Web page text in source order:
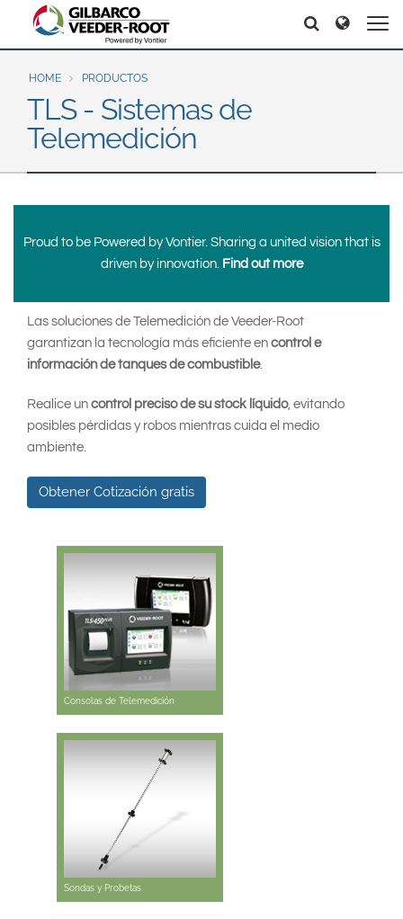
North America
United States
Canada
Latin America
Español English
Mexico
Español
Europe & CIS
English
Dansk
Français
Middle East and Africa
India
Asia Pacific
South East Asia
Search
Search Search
HOME PRODUCTOS
TLS - Sistemas de
Telemedición
Proud to be Powered by Vontier. Sharing a united vision that is
driven by innovation. Find out more
Las soluciones de Telemedición de Veeder-Root
garantizan la tecnología más eficiente en control e
información de tanques de combustible.
Realice un control preciso de su stock líquido, evitando
posibles pérdidas y robos mientras cuida el medio
ambiente.
Obtener Cotización gratis
Consolas de Telemedición
Sondas y Probetas